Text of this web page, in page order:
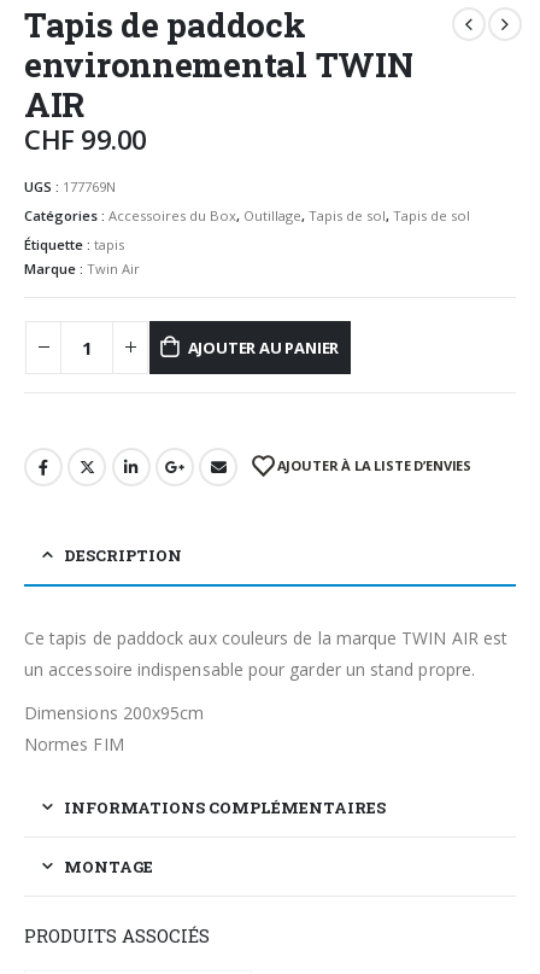
Tapis de paddock
environnemental TWIN
AIR
CHF 99.00
UGS : 177769N
Catégories : Accessoires du Box, Outillage, Tapis de sol, Tapis de sol
Étiquette : tapis
Marque : Twin Air
AJOUTER AU PANIER
AJOUTER À LA LISTE D’ENVIES
DESCRIPTION
Ce tapis de paddock aux couleurs de la marque TWIN AIR est
un accessoire indispensable pour garder un stand propre.
Dimensions 200x95cm
Normes FIM
INFORMATIONS COMPLÉMENTAIRES
MONTAGE
PRODUITS ASSOCIÉS